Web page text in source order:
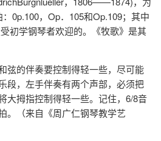
0p.100，Op．105和Op.109；其中
初学钢琴者欢迎的。《牧歌》是其
弦的伴奏要控制得轻一些，尽可能
段，左手伴奏有两个声部，必须把
大拇指控制得轻一些。记住，6/8音
。（来自《周广仁钢琴教学艺